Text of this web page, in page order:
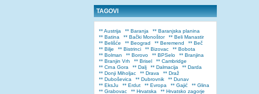
TAGOVI
** Austrija ** Baranja
** Baranjska planina
** Batina
** Bački Monoštor
** Beli Manastir
** Belišće
** Beograd ** Beremend
** Beč
** Bilje
** Bistrinci ** Bizovac
** Bobota
** Bolman
** Borovo ** BPSelo
** Branjina
** Branjin Vrh
** Brisel
** Cambridge
** Crna Gora
** Dalj ** Dalmacija
** Darda
** Donji Miholjac
** Drava
** Draž
** Duboševica
** Dubrovnik
** Dunav
** EksJu
** Erdut ** Evropa ** Gajić
** Glina
** Grabovac
** Hrvatska
** Hrvatsko zagorje